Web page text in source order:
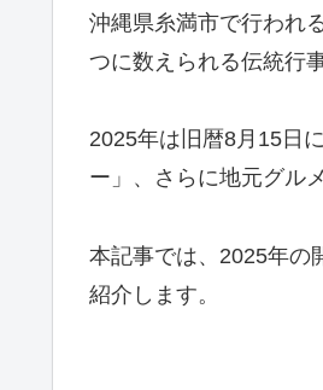
沖縄県糸満市で行われ
つに数えられる伝統行
2025年は旧暦8月15日
ー」、さらに地元グル
本記事では、2025年の
紹介します。